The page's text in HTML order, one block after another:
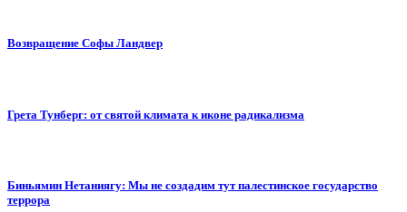
Возвращение Софы Ландвер
Грета Тунберг: от святой климата к иконе радикализма
Биньямин Нетаниягу: Мы не создадим тут палестинское государство
террора